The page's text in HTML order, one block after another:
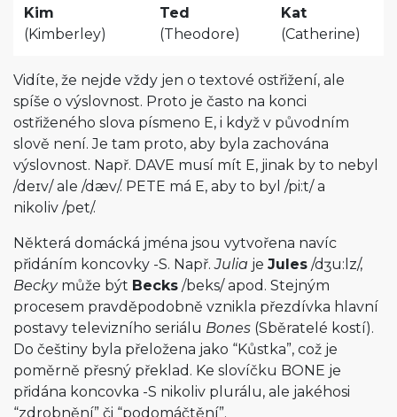
Kim
(Kimberley)
Ted
(Theodore)
Kat
(Catherine)
Vidíte, že nejde vždy jen o textové ostřižení, ale
spíše o výslovnost. Proto je často na konci
ostřiženého slova písmeno E, i když v původním
slově není. Je tam proto, aby byla zachována
výslovnost. Např. DAVE musí mít E, jinak by to nebyl
/deɪv/ale /dæv/. PETE má E, aby to byl /pi:t/a
nikoliv /pet/.
Některá domácká jména jsou vytvořena navíc
přidáním koncovky -S. Např.Julia je Jules /dʒu:lz/,
Beckymůže být Becks /beks/apod. Stejným
procesem pravděpodobně vznikla přezdívka hlavní
postavy televizního seriálu Bones (Sběratelé kostí).
Do češtiny byla přeložena jako “Kůstka”, což je
poměrně přesný překlad. Ke slovíčku BONE je
přidána koncovka -S nikoliv plurálu, ale jakéhosi
“zdrobnění” či “podomáčtění”.